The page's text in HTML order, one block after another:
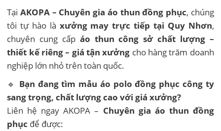
Tại AKOPA – Chuyên gia áo thun đồng phục, chúng
tôi tự hào là xưởng may trực tiếp tại Quy Nhơn,
chuyên cung cấp áo thun công sở chất lượng –
thiết kế riêng – giá tận xưởng cho hàng trăm doanh
nghiệp lớn nhỏ trên toàn quốc.
🔹 Bạn đang tìm mẫu áo polo đồng phục công ty
sang trọng, chất lượng cao với giá xưởng?
Liên hệ ngay AKOPA – Chuyên gia áo thun đồng
phục để được: